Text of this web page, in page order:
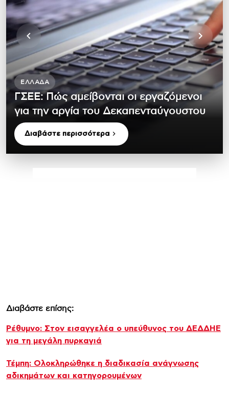
ΕΛΛΆΔΑ
ΓΣΕΕ: Πώς αμείβονται οι εργαζόμενοι
για την αργία του Δεκαπενταύγουστου
Διαβάστε περισσότερα
Διαβάστε επίσης:
Ρέθυμνο: Στον εισαγγελέα ο υπεύθυνος του ΔΕΔΔΗΕ
για τη μεγάλη πυρκαγιά
Τέμπη: Ολοκληρώθηκε η διαδικασία ανάγνωσης
αδικημάτων και κατηγορουμένων